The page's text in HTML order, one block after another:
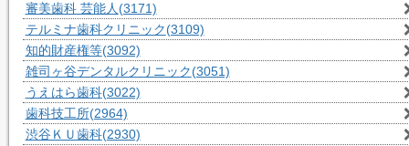
審美歯科 芸能人 (3171)
テルミナ歯科クリニック(3109)
知的財産権等(3092)
雑司ヶ谷デンタルクリニック(3051)
うえはら歯科(3022)
歯科技工所(2964)
渋谷ＫＵ歯科(2930)